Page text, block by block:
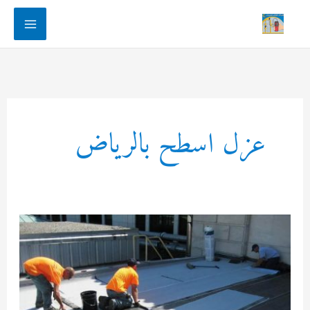
Main
عزل اسطح بالرياض